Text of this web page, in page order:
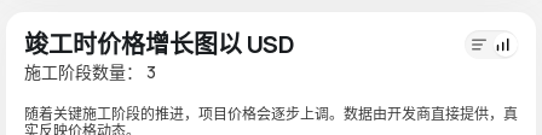
竣工时价格增长图以 USD
施工阶段数量： 3
随着关键施工阶段的推进，项目价格会逐步上调。数据由开发商直接提供，真
实反映价格动态。